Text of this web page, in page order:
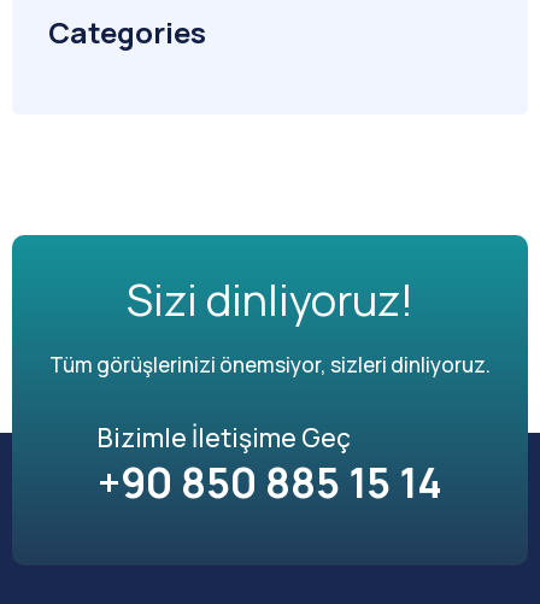
Categories
Sizi dinliyoruz!
Tüm görüşlerinizi önemsiyor, sizleri dinliyoruz.
Bizimle İletişime Geç
+90 850 885 15 14